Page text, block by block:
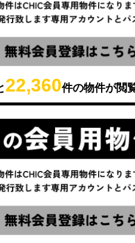
22,360件の物件が閲